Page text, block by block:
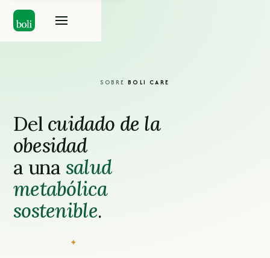
SOBRE BOLI CARE
Del cuidado de la
obesidad
a una salud
metabólica
sostenible.
✦